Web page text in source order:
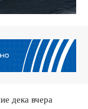
дека вчера